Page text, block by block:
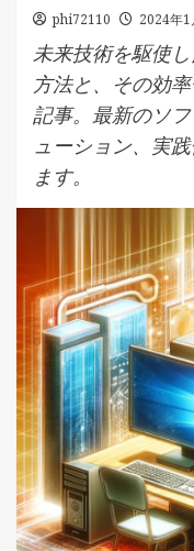
phi72110 2024年1
未来技術を駆使
方法と、その効
記事。最新のソ
ューション、実
ます。